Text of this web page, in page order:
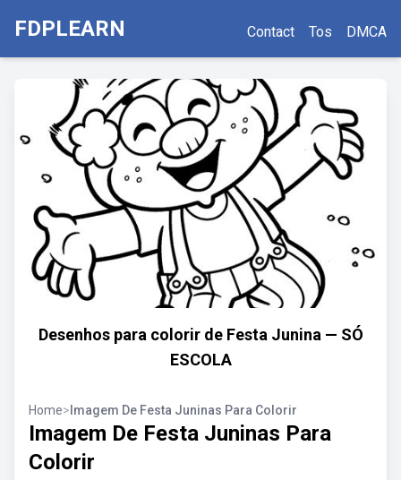
FDPLEARN Contact Tos DMCA
Desenhos para colorir de Festa Junina — SÓ
ESCOLA
Home> Imagem De Festa Juninas Para Colorir
Imagem De Festa Juninas Para
Colorir